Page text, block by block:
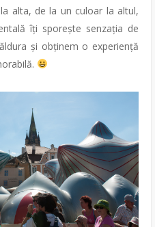
alta, de la un culoar la altul,
îți sporește senzația de
și obținem o experiență